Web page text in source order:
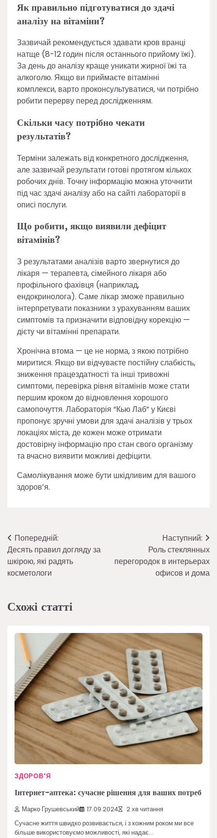
Як правильно підготуватися до здачі
аналізу на вітаміни?
Зазвичай рекомендується здавати кров вранці
натще (8-12 годин після останнього прийому їжі).
За день до аналізу краще уникати жирної їжі та
алкоголю. Якщо ви приймаєте вітамінні
комплекси, варто проконсультуватися, чи потрібно
робити перерву перед дослідженням.
Скільки часу потрібно чекати
результатів?
Терміни залежать від конкретного дослідження,
але зазвичай результати готові протягом кількох
робочих днів. Точну інформацію можна уточнити
під час здачі аналізу або на сайті лабораторії в
описі послуги.
Що робити, якщо виявили дефіцит
вітамінів?
З результатами аналізів варто звернутися до
лікаря — терапевта, сімейного лікаря або
профільного фахівця (наприклад,
ендокринолога). Саме лікар зможе правильно
інтерпретувати показники з урахуванням ваших
симптомів та призначити відповідну корекцію —
дієту чи вітамінні препарати.
Хронічна втома — це не норма, з якою потрібно
миритися. Якщо ви відчуваєте постійну слабкість,
зниження працездатності та інші тривожні
симптоми, перевірка рівня вітамінів може стати
першим кроком до відновлення хорошого
самопочуття. Лабораторія “Кью Лаб” у Києві
пропонує зручні умови для здачі аналізів у трьох
локаціях міста, де кожен може отримати
достовірну інформацію про стан свого організму
та вчасно виявити можливі дефіцити.
Самолікування може бути шкідливим для вашого
здоров’я.
Навігація
записів
Попередній:
Десять правил догляду за
шкірою, які радять
косметологи
Наступний:
Роль стеклянных
перегородок в интерьерах
офисов и дома
Схожі статті
ЗДОРОВ'Я
Інтернет-аптека: сучасне рішення для ваших потреб
Марко Грушевський 17.09.2024 2 хв читання
Сучасне життя швидко розвивається, і з кожним роком ми все
більше використовуємо можливості, які надає…